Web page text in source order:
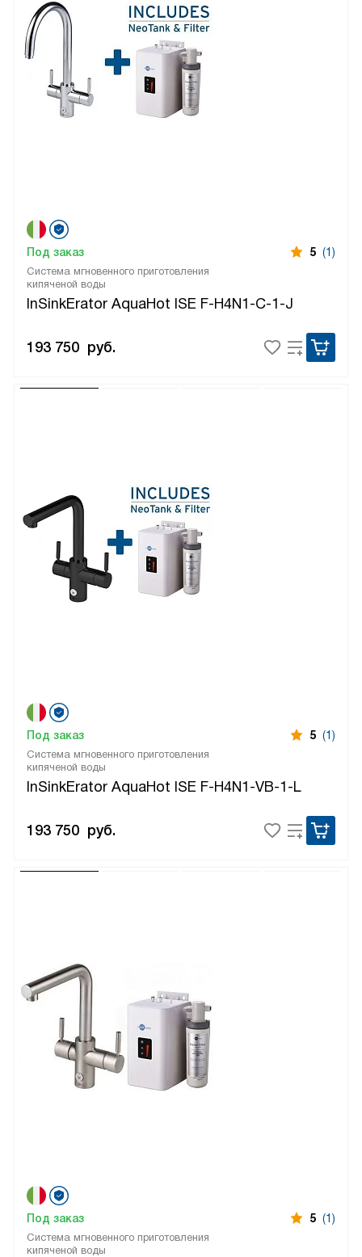
Система мгновенного приготовления
кипяченой воды
InSinkErator AquaHot ISE F-H4N1-C-1-J
Под заказ 5 (1)
193 750 руб.
Система мгновенного приготовления
кипяченой воды
InSinkErator AquaHot ISE F-H4N1-VB-1-L
Под заказ 5 (1)
193 750 руб.
Система мгновенного приготовления
кипяченой воды
Под заказ 5 (1)